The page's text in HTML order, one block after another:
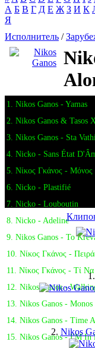
А Б В Г Д Е Ж З И К
Я
Исполнитель /
1. Nikos Ganos - Yamas
2. Nikos Ganos & Tasos
3. Nikos Ganos - Sta
4. Nicko - Sans État
5. Νίκος Γκάνος -
6. Nicko - Plastifié
7. Nicko - Louboutin
8. Nicko - Adeline
9. Nikos Ganos - To
10. Νίκος Γκάνος -
11. Νίκος Γκάνος - Τί
12. Nikos Ganos -
13. Nikos Ganos - Monos
14. Nikos Ganos - Time
15. Nikos Ganos - I'M In
2. Nikos